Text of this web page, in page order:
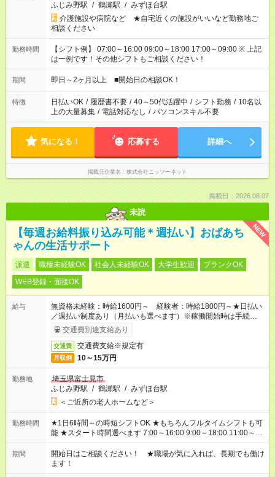
ふじみ野駅 / 鶴瀬駅 / みずほ台駅
介護施設や病院など ★自宅近くの施設がいいなど勤務地ご
相談ください
勤務時間
【シフト例】 07:00～16:00 09:00～18:00 17:00～09:00 ※ 上記
は一例です！その他シフトもご相談ください！
期間 即日～2ヶ月以上 ■開始日の相談OK！
特徴 日払いOK / 履歴書不要 / 40～50代活躍中 / シフト勤務 / 10名以
上の大量募集 / 電話対応なし / パソコンスキル不要
気になる！ 応募する 詳細へ
掲載元企業名 株式会社ニッソーネット
掲載日：2026.08.07
未読
NEW
【毎週お給料振り込み可能＊週払い】おばあち
ゃんの生活サポート
派遣 職種未経験OK 社会人未経験OK 大学生歓迎
ブランクOK
WEB登録・面接OK
給与
無資格未経験：時給1600円～ 経験者：時給1800円～★日払い
／週払い制度あり（月払いも選べます）※稼働開始時は手続き完
了次第のお支払いとなります。
交通費別途支給あり
交通費 交通費支給※規定有
月収例 10～15万円
勤務地
埼玉県富士見市
ふじみ野駅 / 鶴瀬駅 / みずほ台駅
＜ご近所の老人ホームなど＞
勤務時間
★1日6時間～の時短シフトOK ★もちろんフルタイムシフトも可
能 ★スタート時間選べます 7:00～16:00 9:00～18:00 11:00～
20:00 など 残業なし！ ※Wワークの場合、他のお仕事と合わせ
週40時間超の就業はご案内できません ※法令に基づき、週20時
間以上勤務は社会保険への加入対象となります ※労働者派遣法
（日雇い派遣の原則禁止）により、短時間・短期間の就業はご
期間
開始日はご相談ください！ ★職場が気に入れば、長期でも働け
ます！